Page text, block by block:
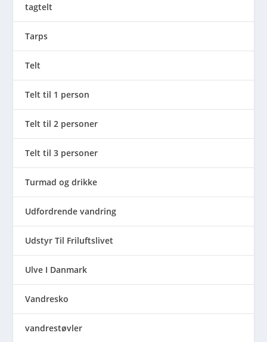
tagtelt
Tarps
Telt
Telt til 1 person
Telt til 2 personer
Telt til 3 personer
Turmad og drikke
Udfordrende vandring
Udstyr Til Friluftslivet
Ulve I Danmark
Vandresko
vandrestøvler